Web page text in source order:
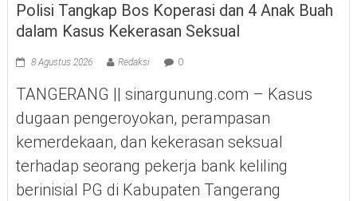
Polisi Tangkap Bos Koperasi dan 4 Anak Buah
dalam Kasus Kekerasan Seksual
8 Agustus 2026 Redaksi 0
TANGERANG || sinargunung.com – Kasus
dugaan pengeroyokan, perampasan
kemerdekaan, dan kekerasan seksual
terhadap seorang pekerja bank keliling
berinisial PG di Kabupaten Tangerang